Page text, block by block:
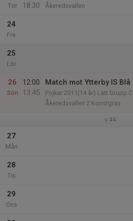
Tor
18:30
Åkeredsvallen
24
Fre
25
Lör
26
Sön
12:00
13:45
Match mot Ytterby IS Blå
Pojkar 2011(14 år) Lätt Grupp C
Åkeredsvallen 2 Konstgräs
v.44
27
Mån
28
Tis
29
Ons